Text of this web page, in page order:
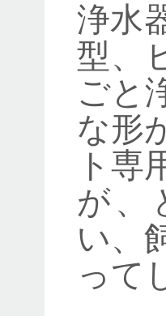
浄水
型、
ごと
な形
ト専
が、
い、
って